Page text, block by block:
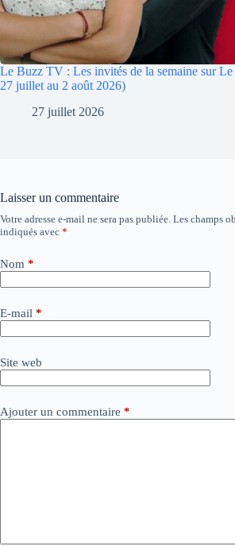
Le Buzz TV : Les invités de la semaine sur
27 juillet au 2 août 2026)
27 juillet 2026
Laisser un commentaire
Votre adresse e-mail ne sera pas publiée. Les champs
indiqués avec *
Nom *
E-mail *
Site web
Ajouter un commentaire *
A
l
e
n
t
i
e